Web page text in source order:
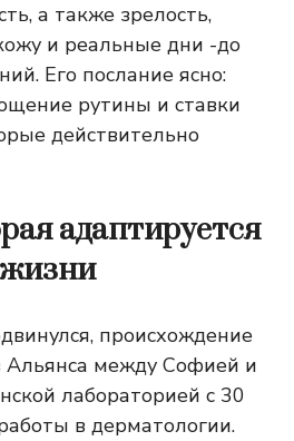
а также зрелость,
и реальные дни -до
Его послание ясно:
рутины и ставки
действительно
адаптируется
происхождение
Альянса между Софией и
лабораторией с 30
в дерматологии.